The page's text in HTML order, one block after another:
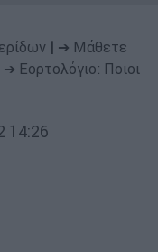
➔ Μάθετε
➔ Εορτολόγιο: Ποιοι
14:26